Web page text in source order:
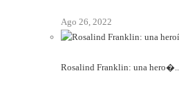
Ago 26, 2022
Rosalind Franklin: una hero�..